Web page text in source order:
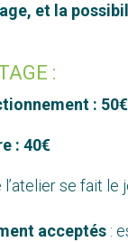
et la
:
: 50€
: 40€
se fait le
acceptés :